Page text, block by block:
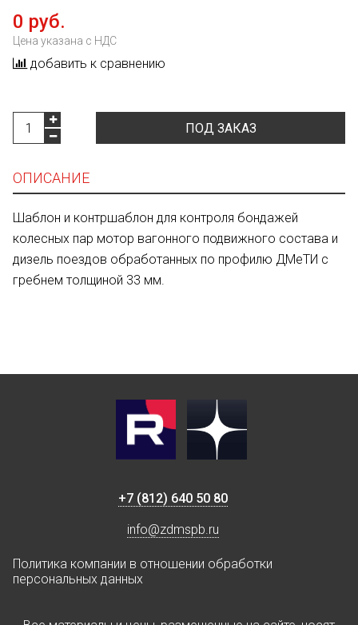
0 руб.
Цена указана с НДС
добавить к сравнению
ПОД ЗАКАЗ
ОПИСАНИЕ
Шаблон и контршаблон для контроля бондажей
колесных пар мотор вагонного подвижного состава и
дизель поездов обработанных по профилю ДМеТИ с
гребнем толщиной 33 мм.
+7 (812) 640 50 80
info@zdmspb.ru
Политика компании в отношении обработки
персональных данных